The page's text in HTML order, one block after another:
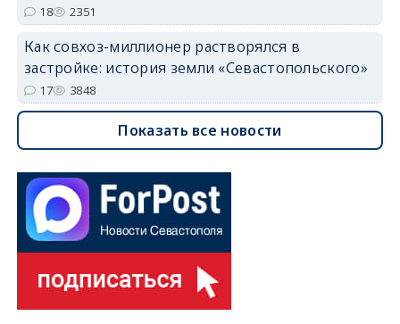
18 2351
Как совхоз-миллионер растворялся в
застройке: история земли «Севастопольского»
17 3848
Показать все новости